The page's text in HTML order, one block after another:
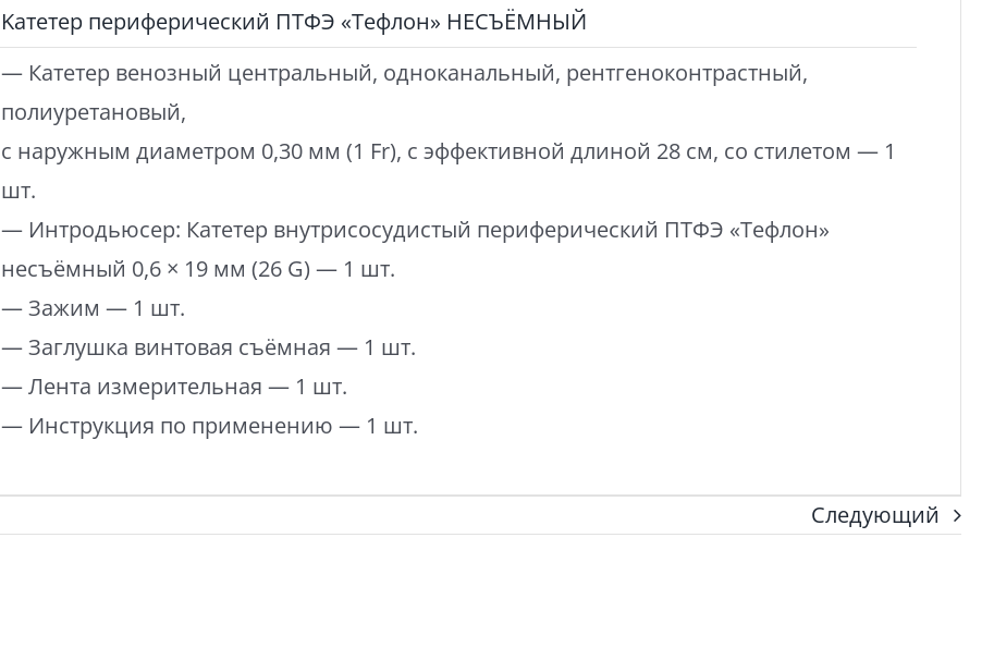
Kатетер периферический ПТФЭ «Тефлон» НЕСЪЁМНЫЙ
— Катетер венозный центральный, одноканальный, рентгеноконтрастный,
полиуретановый,
с наружным диаметром 0,30 мм (1 Fr), с эффективной длиной 28 см, со стилетом — 1
шт.
— Интродьюсер: Катетер внутрисосудистый периферический ПТФЭ «Тефлон»
несъёмный 0,6 × 19 мм (26 G) — 1 шт.
— Зажим — 1 шт.
— Заглушка винтовая съёмная — 1 шт.
— Лента измерительная — 1 шт.
— Инструкция по применению — 1 шт.
Следующий